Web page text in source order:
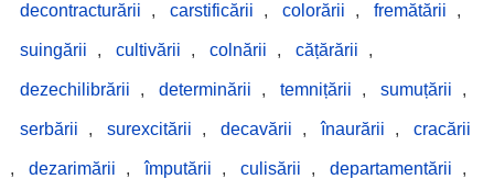
decontracturării , carstificării , colorării , fremătării ,
suingării , cultivării , colnării , cățărării ,
dezechilibrării , determinării , temnițării , sumuțării ,
serbării , surexcitării , decavării , înaurării , cracării
, dezarimării , împutării , culisării , departamentării ,